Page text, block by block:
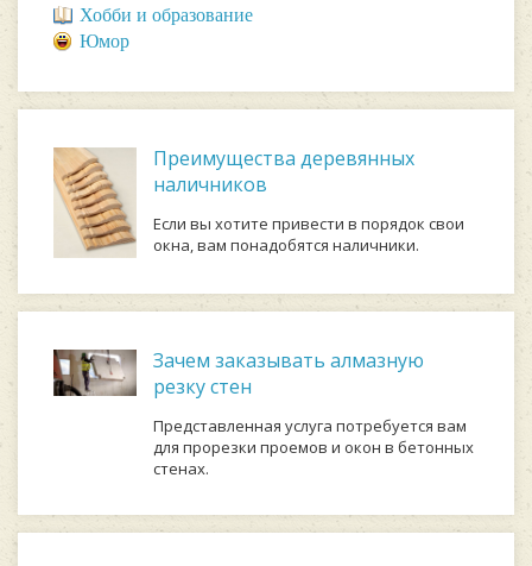
Хобби и образование
Юмор
Преимущества деревянных
наличников
Если вы хотите привести в порядок свои
окна, вам понадобятся наличники.
Зачем заказывать алмазную
резку стен
Представленная услуга потребуется вам
для прорезки проемов и окон в бетонных
стенах.